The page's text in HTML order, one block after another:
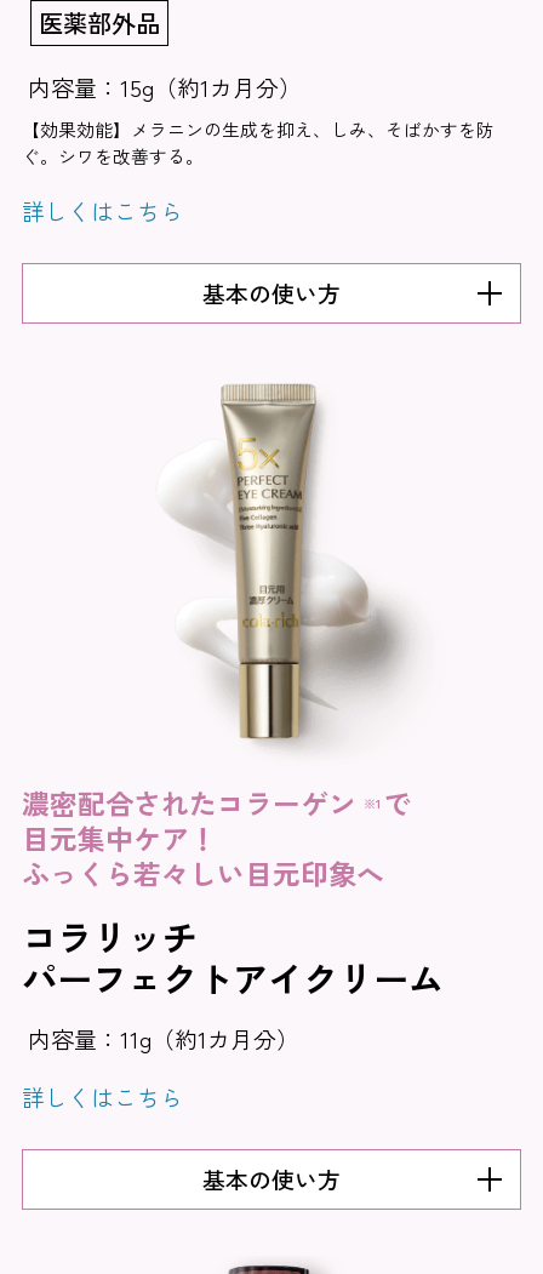
医薬部外品
内容量：15g（約1カ月分）
【効果効能】メラニンの生成を抑え、しみ、そばかすを防
ぐ。シワを改善する。
詳しくはこちら
基本の使い方
濃密配合されたコラーゲン ※1 で
目元集中ケア！
ふっくら若々しい目元印象へ
コラリッチ
パーフェクトアイクリーム
内容量：11g（約1カ月分）
詳しくはこちら
基本の使い方